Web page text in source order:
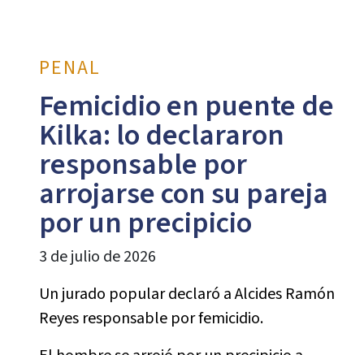
PENAL
Femicidio en puente de
Kilka: lo declararon
responsable por
arrojarse con su pareja
por un precipicio
3 de julio de 2026
Un jurado popular declaró a Alcides Ramón
Reyes responsable por femicidio.